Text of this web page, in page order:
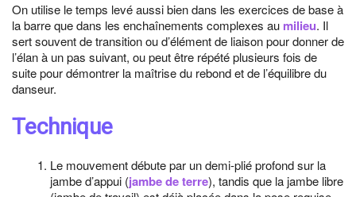
On utilise le temps levé aussi bien dans les exercices de base à
la barre que dans les enchaînements complexes au milieu. Il
sert souvent de transition ou d’élément de liaison pour donner de
l’élan à un pas suivant, ou peut être répété plusieurs fois de
suite pour démontrer la maîtrise du rebond et de l’équilibre du
danseur.
Technique
Le mouvement débute par un demi-plié profond sur la
jambe d’appui (jambe de terre), tandis que la jambe libre